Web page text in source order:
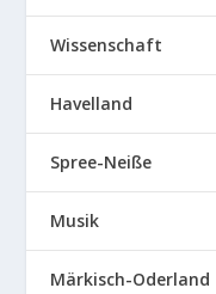
Wissenschaft
Havelland
Spree-Neiße
Musik
Märkisch-Oderland